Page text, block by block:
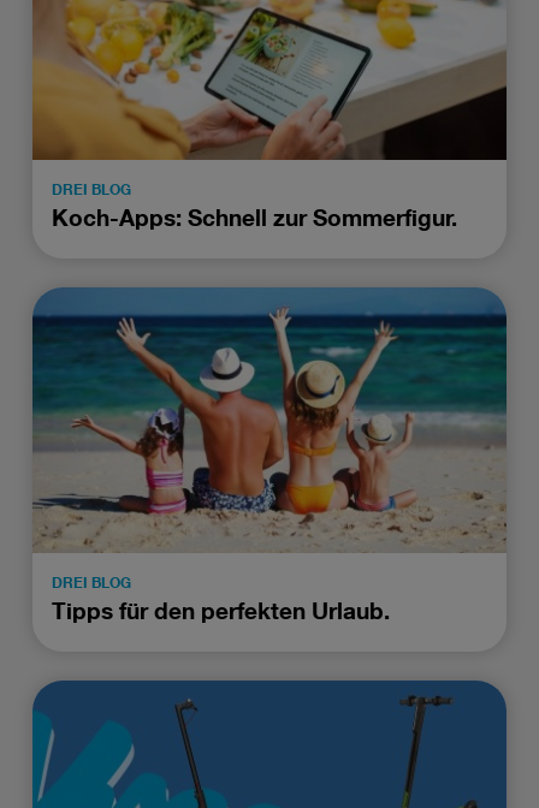
DREI BLOG
Koch-Apps: Schnell zur Sommerfigur.
DREI BLOG
Tipps für den perfekten Urlaub.